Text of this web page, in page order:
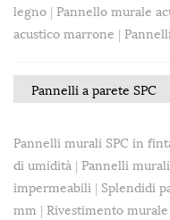
legno | Pannello murale
acustico marrone |
Pannelli a parete SPC
Pannelli murali SPC in
di umidità | Pannelli
impermeabili | Splendidi
mm | Rivestimento